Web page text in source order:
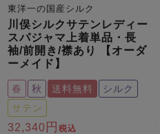
東洋一の国産シルク
川俣シルクサテンレディー
スパジャマ上着単品・長
袖/前開き/襟あり 【オーダ
ーメイド】
春 秋 送料無料
シルク
サテン
32,340 税込